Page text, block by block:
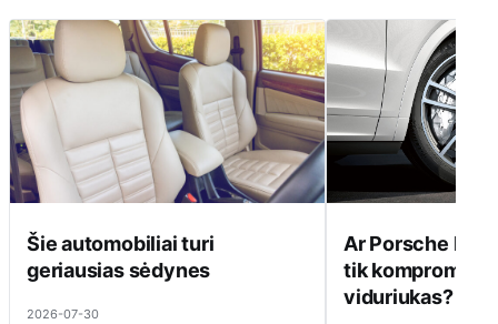
Šie automobiliai turi
geriausias sėdynes
2026-07-30
Ar Porsche
tik
viduriukas?